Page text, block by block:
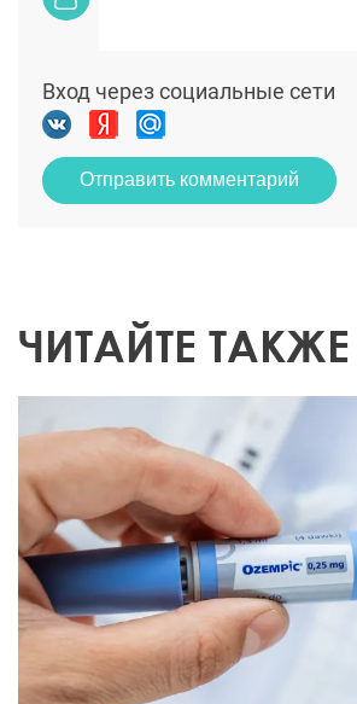
Вход через социальные сети
Отправить комментарий
ЧИТАЙТЕ ТАКЖЕ